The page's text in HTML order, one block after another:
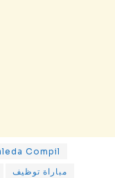
Compil
مباراة توظيف